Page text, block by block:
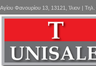
Αγίου Φανουρίου 13, 13121, Ίλιον | Τηλ.